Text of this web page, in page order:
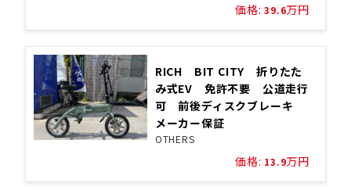
価格: 39.6万円
RICH BIT CITY 折りたた
み式EV 免許不要 公道走行
可 前後ディスクブレーキ
メーカー保証
OTHERS
価格: 13.9万円